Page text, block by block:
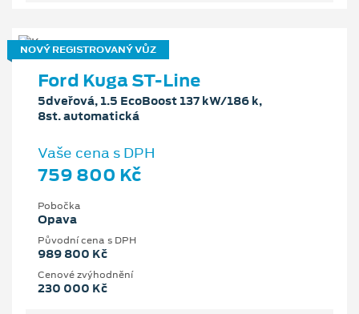
NOVÝ REGISTROVANÝ VŮZ
Ford Kuga ST-Line
5dveřová, 1.5 EcoBoost 137 kW/186 k,
8st. automatická
Vaše cena s DPH
759 800 Kč
Pobočka
Opava
Původní cena s DPH
989 800 Kč
Cenové zvýhodnění
230 000 Kč